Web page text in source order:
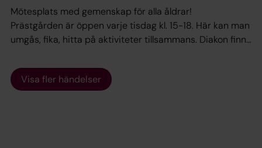
Mötesplats med gemenskap för alla åldrar!
Prästgården är öppen varje tisdag kl. 15-18. Här kan man
umgås, fika, hitta på aktiviteter tillsammans. Diakon finns
Visa fler händelser